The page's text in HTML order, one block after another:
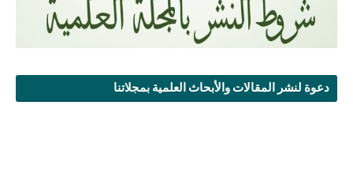
دعوة لنشر المقالات والأبحاث العلمية بمجلاتنا